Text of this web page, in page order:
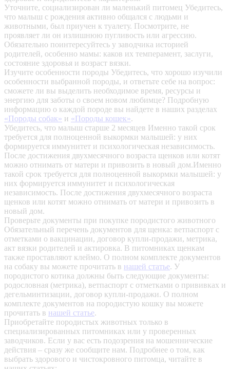
Уточните, социализирован ли маленький питомец Убедитесь,
что малыш с рождения активно общался с людьми и
животными, был приучен к туалету. Посмотрите, не
проявляет ли он излишнюю пугливость или агрессию.
Обязательно поинтересуйтесь у заводчика историей
родителей, особенно мамы: каков их темперамент, заслуги,
состояние здоровья и возраст вязки.
Изучите особенности породы Убедитесь, что хорошо изучили
особенности выбранной породы, и ответьте себе на вопрос:
сможете ли вы выделить необходимое время, ресурсы и
энергию для заботы о своем новом любимце? Подробную
информацию о каждой породе вы найдете в наших разделах
«Породы собак» и «Породы кошек».
Убедитесь, что малыш старше 2 месяцев Именно такой срок
требуется для полноценной выкормки малышей: у них
формируется иммунитет и психологическая независимость.
После достижения двухмесячного возраста щенков или котят
можно отнимать от матери и привозить в новый дом.Именно
такой срок требуется для полноценной выкормки малышей: у
них формируется иммунитет и психологическая
независимость. После достижения двухмесячного возраста
щенков или котят можно отнимать от матери и привозить в
новый дом.
Проверьте документы при покупке породистого животного
Обязательный перечень документов для щенка: ветпаспорт с
отметками о вакцинации, договор купли-продажи, метрика,
акт вязки родителей и актировка. В питомниках щенкам
также проставляют клеймо. О полном комплекте документов
на собаку вы можете прочитать в нашей статье. У
породистого котика должны быть следующие документы:
родословная (метрика), ветпаспорт с отметками о прививках и
дегельминтизации, договор купли-продажи. О полном
комплекте документов на породистую кошку вы можете
прочитать в нашей статье.
Приобретайте породистых животных только в
специализированных питомниках или у проверенных
заводчиков. Если у вас есть подозрения на мошеннические
действия – сразу же сообщите нам. Подробнее о том, как
выбрать здорового и чистокровного питомца, читайте в